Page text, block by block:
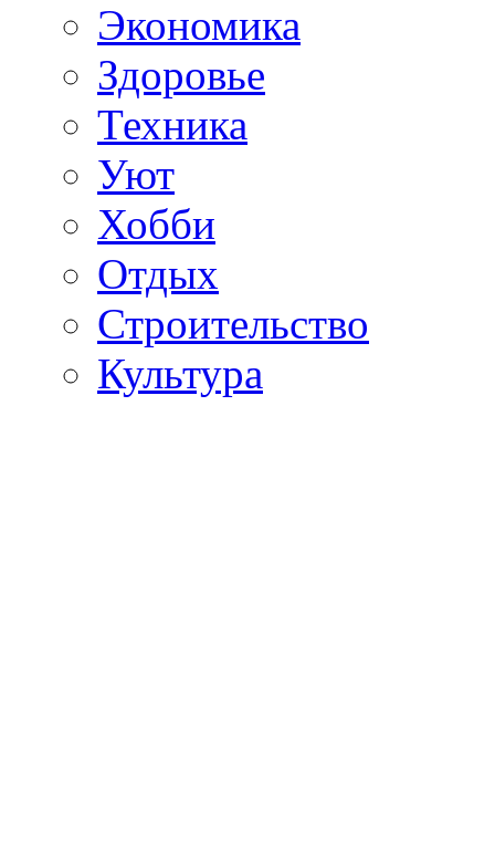
Экономика
Здоровье
Техника
Уют
Хобби
Отдых
Строительство
Культура